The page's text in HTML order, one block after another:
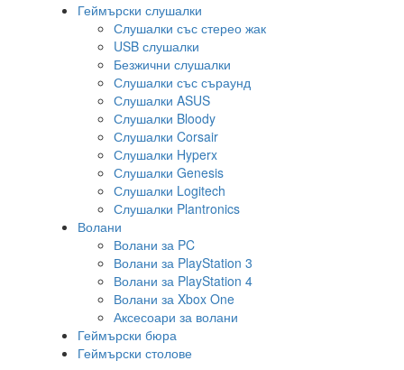
Геймърски слушалки
Слушалки със стерео жак
USB слушалки
Безжични слушалки
Слушалки със съраунд
Слушалки ASUS
Слушалки Bloody
Слушалки Corsair
Слушалки Hyperx
Слушалки Genesis
Слушалки Logitech
Слушалки Plantronics
Волани
Волани за PC
Волани за PlayStation 3
Волани за PlayStation 4
Волани за Xbox One
Аксесоари за волани
Геймърски бюра
Геймърски столове